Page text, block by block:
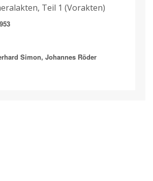
Teil 1 (Vorakten)
Simon, Johannes Röder